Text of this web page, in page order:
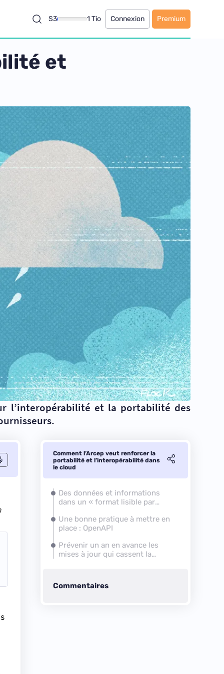
S3 1 Tio Connexion Premium
et
l’interopérabilité et la portabilité des
Comment l’Arcep veut renforcer la
portabilité et l’interopérabilité dans
le cloud
Des données et informations
dans un « format lisible par
Une bonne pratique à mettre en
place : OpenAPI
Prévenir un an en avance les
mises à jour qui cassent la
Commentaires